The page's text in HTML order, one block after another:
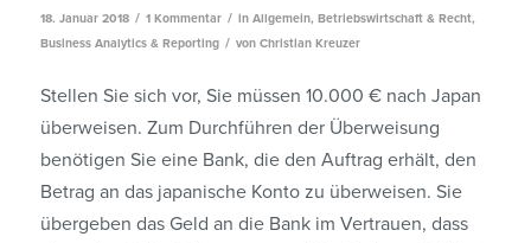
18. Januar 2018 / 1 Kommentar / in Allgemein, Betriebswirtschaft & Recht,
Business Analytics & Reporting / von Christian Kreuzer
Stellen Sie sich vor, Sie müssen 10.000 € nach Japan
überweisen. Zum Durchführen der Überweisung
benötigen Sie eine Bank, die den Auftrag erhält, den
Betrag an das japanische Konto zu überweisen. Sie
über­geben das Geld an die Bank im Vertrauen, dass